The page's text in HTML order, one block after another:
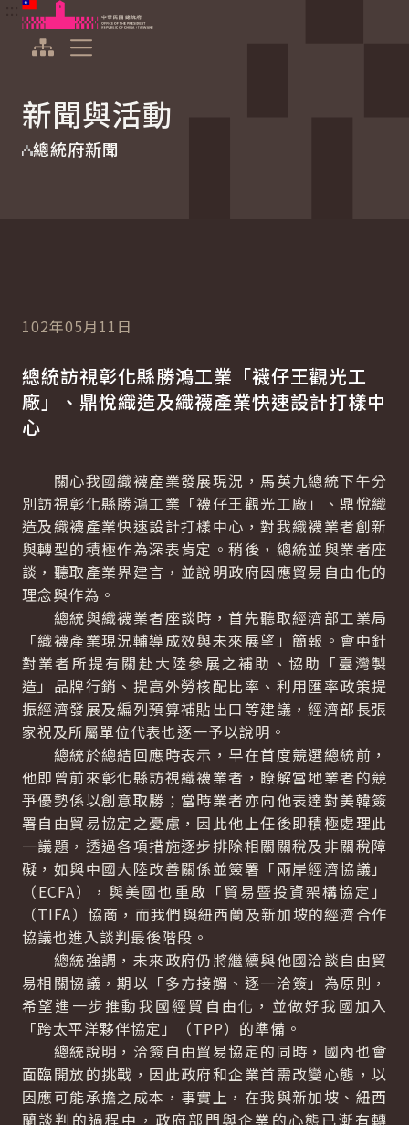
跳到主要內容
中華民國總統府
新聞與活動
總統府新聞
102年05月11日
總統訪視彰化縣勝鴻工業「襪仔王觀光工
廠」、鼎悅織造及織襪產業快速設計打樣中
心
關心我國織襪產業發展現況，馬英九總統下午分
別訪視彰化縣勝鴻工業「襪仔王觀光工廠」、鼎悅織
造及織襪產業快速設計打樣中心，對我織襪業者創新
與轉型的積極作為深表肯定。稍後，總統並與業者座
談，聽取產業界建言，並說明政府因應貿易自由化的
理念與作為。
總統與織襪業者座談時，首先聽取經濟部工業局
「織襪產業現況輔導成效與未來展望」簡報。會中針
對業者所提有關赴大陸參展之補助、協助「臺灣製
造」品牌行銷、提高外勞核配比率、利用匯率政策提
振經濟發展及編列預算補貼出口等建議，經濟部長張
家祝及所屬單位代表也逐一予以說明。
總統於總結回應時表示，早在首度競選總統前，
他即曾前來彰化縣訪視織襪業者，瞭解當地業者的競
爭優勢係以創意取勝；當時業者亦向他表達對美韓簽
署自由貿易協定之憂慮，因此他上任後即積極處理此
一議題，透過各項措施逐步排除相關關稅及非關稅障
礙，如與中國大陸改善關係並簽署「兩岸經濟協議」
（ECFA），與美國也重啟「貿易暨投資架構協定」
（TIFA）協商，而我們與紐西蘭及新加坡的經濟合作
協議也進入談判最後階段。
總統強調，未來政府仍將繼續與他國洽談自由貿
易相關協議，期以「多方接觸、逐一洽簽」為原則，
希望進一步推動我國經貿自由化，並做好我國加入
「跨太平洋夥伴協定」（TPP）的準備。
總統說明，洽簽自由貿易協定的同時，國內也會
面臨開放的挑戰，因此政府和企業首需改變心態，以
因應可能承擔之成本，事實上，在我與新加坡、紐西
蘭談判的過程中，政府部門與企業的心態已漸有轉